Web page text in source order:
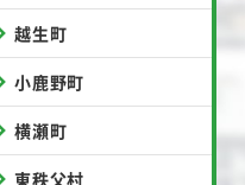
越生町
小鹿野町
横瀬町
東秩父村